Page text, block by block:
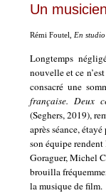
Un
Rémi Foutel, En
Longtemps
nouvelle et ce
consacré une
française. Deux
(Seghers, 2019),
après séance,
son équipe
Goraguer, Michel
brouilla
la musique de film.